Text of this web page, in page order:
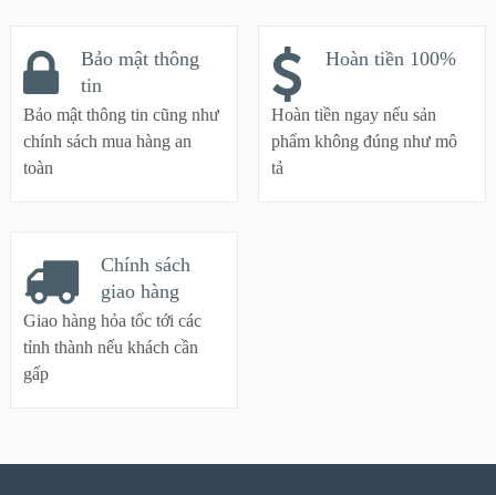
Bảo mật thông
tin
Bảo mật thông tin cũng như
chính sách mua hàng an
toàn
Hoàn tiền 100%
Hoàn tiền ngay nếu sản
phẩm không đúng như mô
tả
Chính sách
giao hàng
Giao hàng hỏa tốc tới các
tỉnh thành nếu khách cần
gấp